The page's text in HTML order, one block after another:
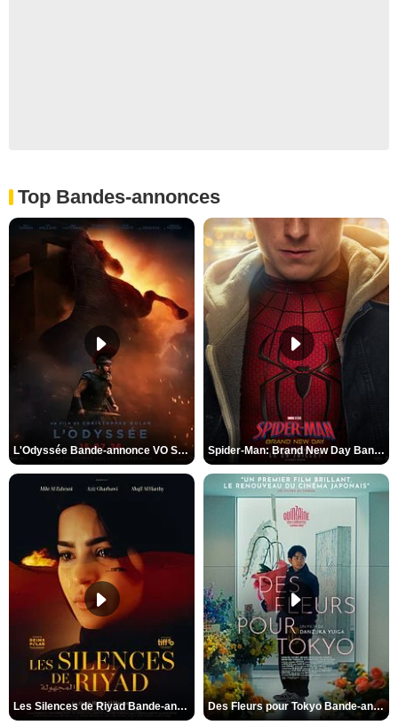
Top Bandes-annonces
L'Odyssée Bande-annonce VO STFR Spider-Man: Brand New Day Bande-annonce VO STFR
Les Silences de Riyad Bande-annonce VO STFR Des Fleurs pour Tokyo Bande-annonce VO STFR